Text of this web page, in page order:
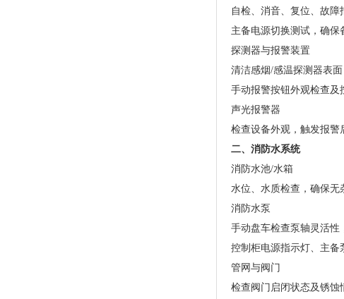
自检、消音、复位、故障
主备电源切换测试，确保
探测器与报警装置
清洁感烟/感温探测器表
手动报警按钮外观检查及
声光报警器
检查设备外观，触发报警
二、消防水系统
消防水池/水箱
水位、水质检查，确保无
消防水泵
手动盘车检查泵轴灵活性
控制柜电源指示灯、主备
管网与阀门
检查阀门启闭状态及锈蚀